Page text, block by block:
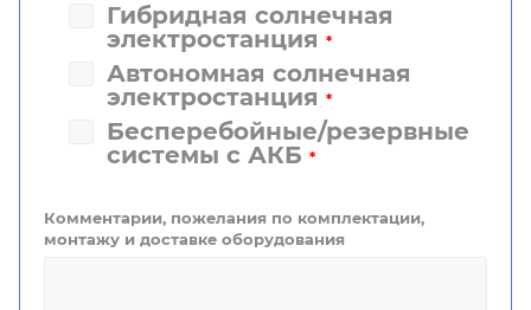
Гибридная солнечная
электростанция *
Автономная солнечная
электростанция *
Бесперебойные/резервные
системы с АКБ *
Комментарии, пожелания по комплектации,
монтажу и доставке оборудования